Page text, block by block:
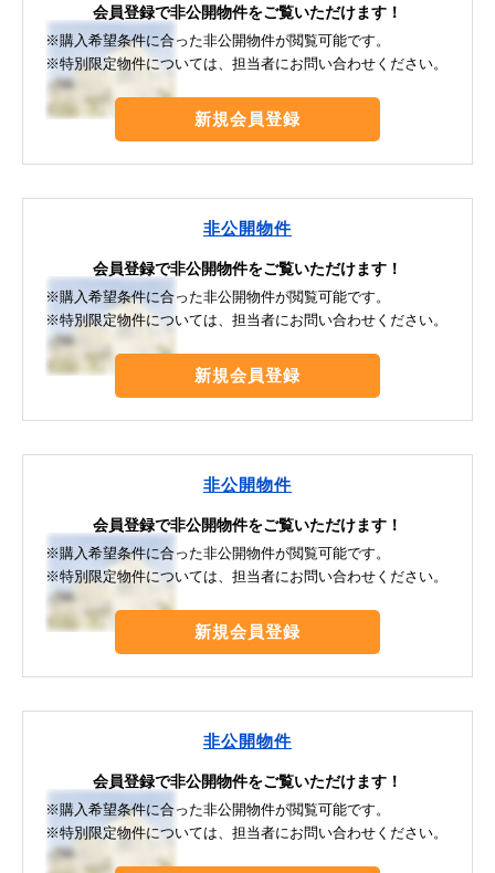
会員登録で非公開物件をご覧いただけます！
※購入希望条件に合った非公開物件が閲覧可能です。
※特別限定物件については、担当者にお問い合わせください。
新規会員登録
非公開物件
会員登録で非公開物件をご覧いただけます！
※購入希望条件に合った非公開物件が閲覧可能です。
※特別限定物件については、担当者にお問い合わせください。
新規会員登録
非公開物件
会員登録で非公開物件をご覧いただけます！
※購入希望条件に合った非公開物件が閲覧可能です。
※特別限定物件については、担当者にお問い合わせください。
新規会員登録
非公開物件
会員登録で非公開物件をご覧いただけます！
※購入希望条件に合った非公開物件が閲覧可能です。
※特別限定物件については、担当者にお問い合わせください。